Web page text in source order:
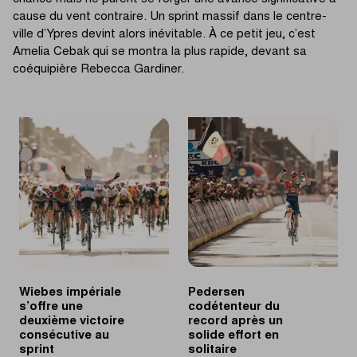
cause du vent contraire. Un sprint massif dans le centre-
ville d’Ypres devint alors inévitable. À ce petit jeu, c’est
Amelia Cebak qui se montra la plus rapide, devant sa
coéquipière Rebecca Gardiner.
Wiebes impériale
s’offre une
deuxième victoire
consécutive au
sprint
Pedersen
codétenteur du
record après un
solide effort en
solitaire